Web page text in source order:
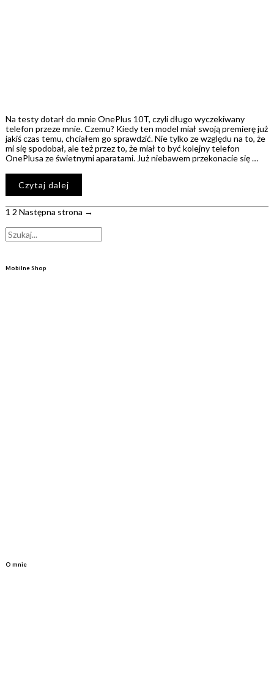
Na testy dotarł do mnie OnePlus 10T, czyli długo wyczekiwany
telefon przeze mnie. Czemu? Kiedy ten model miał swoją premierę już
jakiś czas temu, chciałem go sprawdzić. Nie tylko ze względu na to, że
mi się spodobał, ale też przez to, że miał to być kolejny telefon
OnePlusa ze świetnymi aparatami. Już niebawem przekonacie się …
Czytaj dalej
1 2 Następna strona →
Mobilne Shop
O mnie